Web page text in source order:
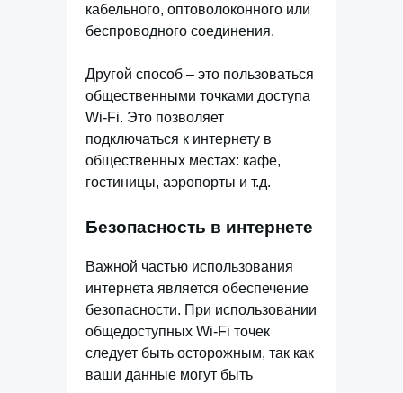
кабельного, оптоволоконного или
беспроводного соединения.
Другой способ – это пользоваться
общественными точками доступа
Wi-Fi. Это позволяет
подключаться к интернету в
общественных местах: кафе,
гостиницы, аэропорты и т.д.
Безопасность в интернете
Важной частью использования
интернета является обеспечение
безопасности. При использовании
общедоступных Wi-Fi точек
следует быть осторожным, так как
ваши данные могут быть